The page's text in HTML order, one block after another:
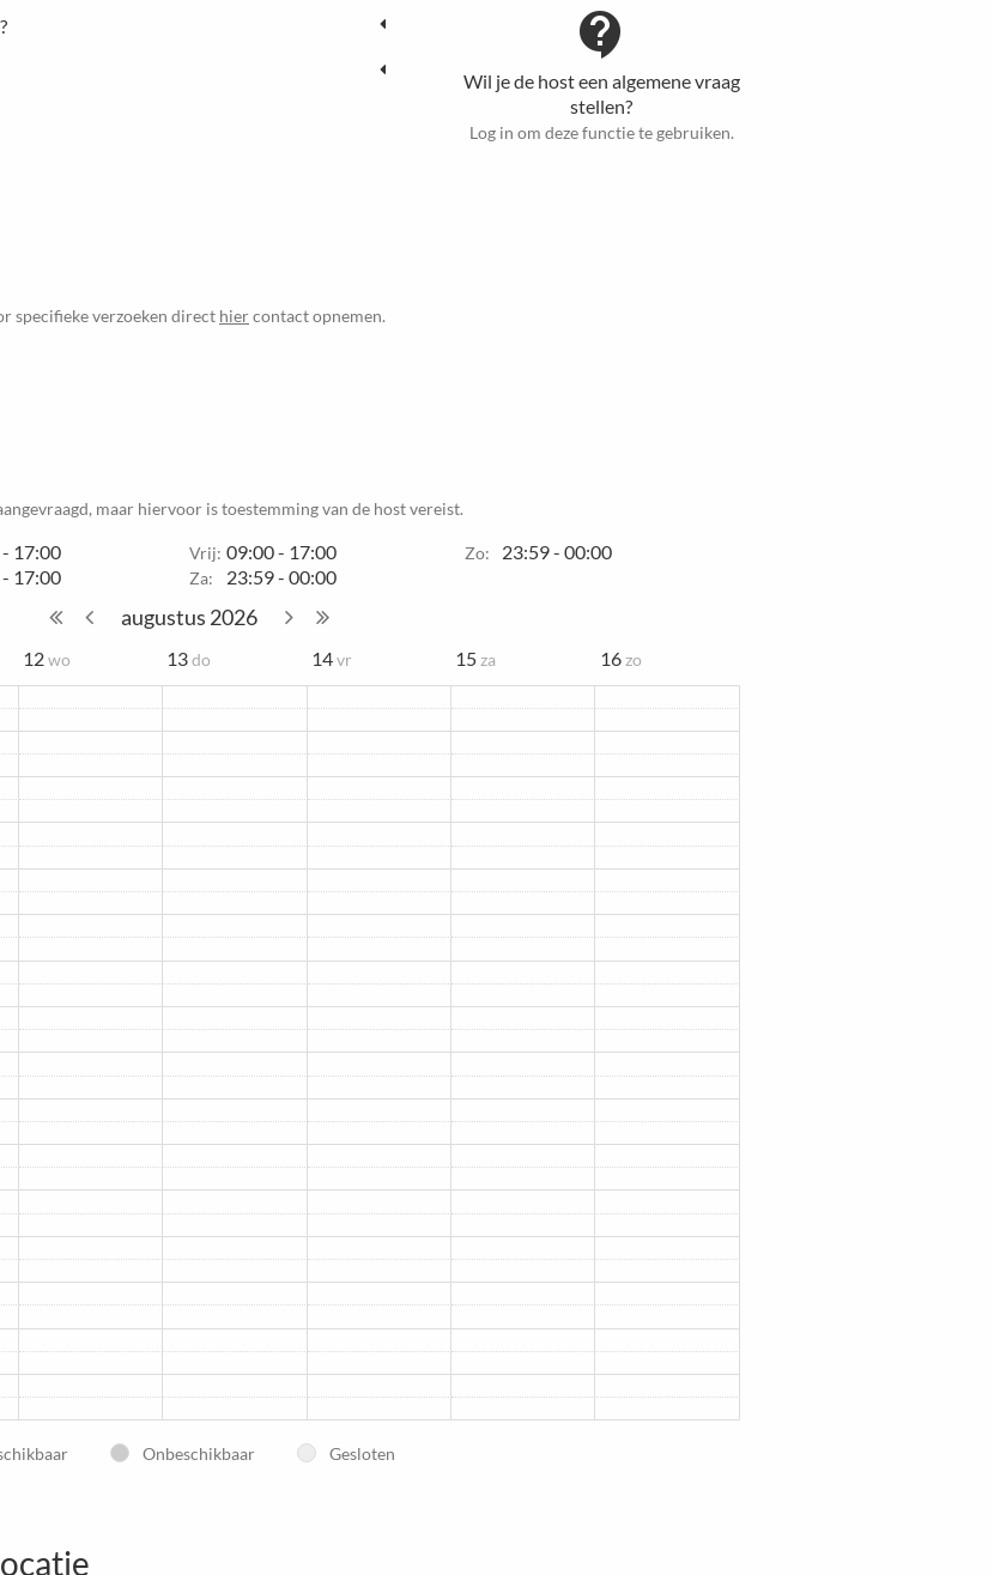
contact_support
Wil je de host een algemene vraag
stellen?
Log in om deze functie te gebruiken.
specifieke verzoeken direct hiercontact opnemen.
maar hiervoor is toestemming van de host vereist.
17:00
17:00
Vrij: 09:00 - 17:00
Za: 23:59 - 00:00
Zo: 23:59 - 00:00
augustus 2026
12wo 13do 14vr 15za 16zo
Onbeschikbaar Gesloten